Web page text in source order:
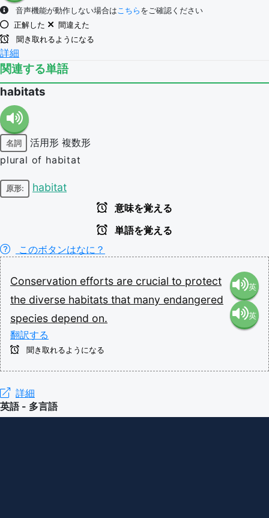
音声機能が動作しない場合はこちら をご確認ください
正解した
間違えた
聞き取れるようになる
詳細
関連する単語
habitats
名詞 活用形 複数形
plural of habitat
原形: habitat
意味を覚える
単語を覚える
このボタンはなに？
Conservation efforts are crucial to protect
the diverse habitats that many endangered
species depend on.
翻訳する
英
語（米
英
聞き取れるようになる
詳細
英語 - 多言語